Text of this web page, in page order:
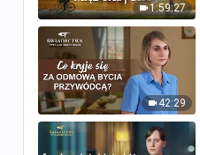
1:59:27
42:29